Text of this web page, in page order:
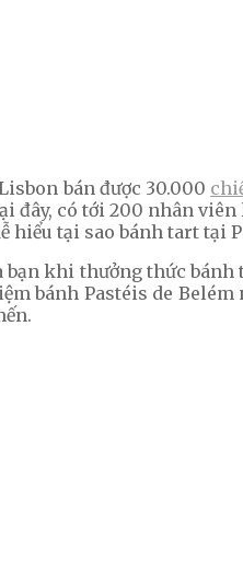
bán được 30.000
đây, có tới 200 nhân
tại sao bánh tart tại
khi thưởng thức
bánh Pastéis de